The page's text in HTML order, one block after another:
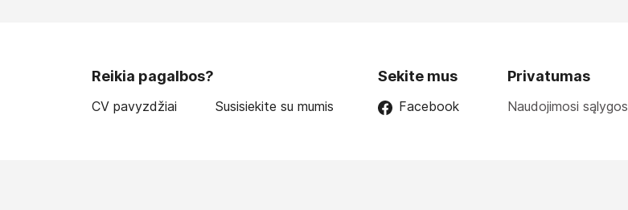
Reikia pagalbos?
CV pavyzdžiai Susisiekite su mumis
Sekite mus
Facebook
Privatumas
Naudojimosi sąlygos